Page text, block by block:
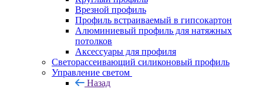
Врезной профиль
Профиль встраиваемый в гипсокартон
Алюминиевый профиль для натяжных
потолков
Аксессуары для профиля
Светорассеивающий силиконовый профиль
Управление светом
Назад